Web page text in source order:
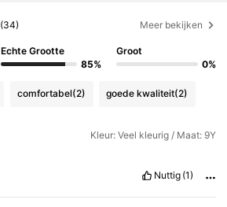
(34) Meer bekijken
Echte Grootte
85%
Groot
0%
comfortabel(2) goede kwaliteit(2)
Kleur: Veel kleurig / Maat: 9Y
Nuttig (1)